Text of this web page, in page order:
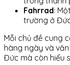
Fahrrad:
trường ở
Mỗi chủ đề cung
hàng ngày và
Đức mà còn hiểu